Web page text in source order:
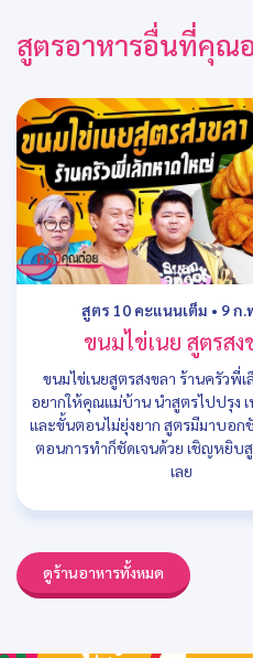
สูตรอาหารอื่นที่คุณ
สูตร 10 คะแนนเต็ม • 9 ก.
ขนมไข่เนย สูตรสง
ขนมไข่เนยสูตรสงขลา ร้านครัวพี่
อยากให้คุณแม่บ้าน นำสูตรไปปรุง เ
และขั้นตอนไม่ยุ่งยาก สูตรมีมาบอก
ตอนการทำก็ชัดเจนด้วย เชิญหยิบ
เลย
ดูร้านอาหารทั้งหมด